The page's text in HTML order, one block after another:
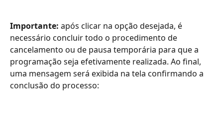
Importante: após clicar na opção desejada, é
necessário concluir todo o procedimento de
cancelamento ou de pausa temporária para que a
programação seja efetivamente realizada. Ao final,
uma mensagem será exibida na tela confirmando a
conclusão do processo: